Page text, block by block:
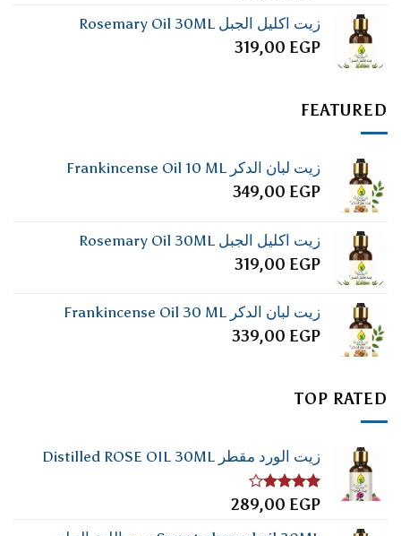
زيت اكليل الجبل Rosemary Oil 30ML
319,00 EGP
FEATURED
زيت لبان الدكر Frankincense Oil 10 ML
349,00 EGP
زيت اكليل الجبل Rosemary Oil 30ML
319,00 EGP
زيت لبان الدكر Frankincense Oil 30 ML
339,00 EGP
TOP RATED
زيت الورد مقطر Distilled ROSE OIL 30ML
تم
4.00من
289,00 EGP